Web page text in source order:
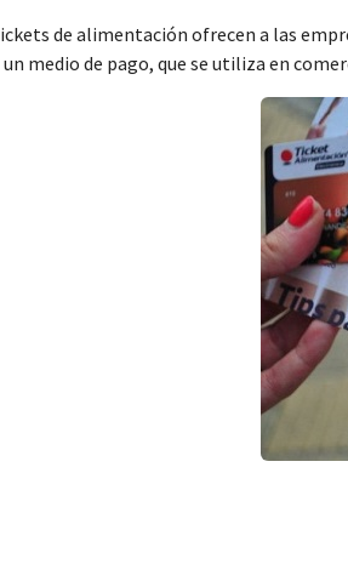
de alimentación ofrecen a las
medio de pago, que se utiliza en